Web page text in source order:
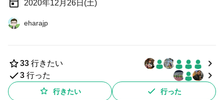
2020年12月26日(土)
eharajp
33 行きたい
3 行った
行きたい 行った